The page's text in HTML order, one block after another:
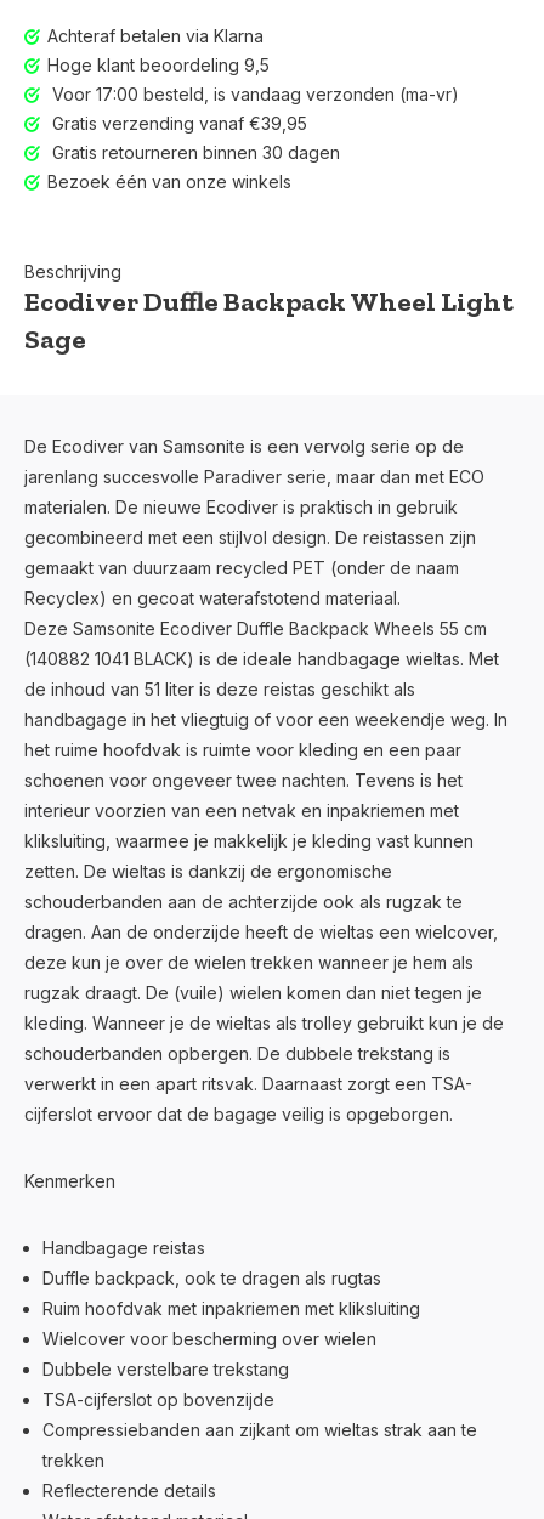
Achteraf betalen via Klarna
Hoge klant beoordeling 9,5
Voor 17:00 besteld, is vandaag verzonden (ma-vr)
Gratis verzending vanaf €39,95
Gratis retourneren binnen 30 dagen
Bezoek één van onze winkels
Beschrijving
Ecodiver Duffle Backpack Wheel Light
Sage
De Ecodiver van Samsonite is een vervolg serie op de
jarenlang succesvolle Paradiver serie, maar dan met ECO
materialen. De nieuwe Ecodiver is praktisch in gebruik
gecombineerd met een stijlvol design. De reistassen zijn
gemaakt van duurzaam recycled PET (onder de naam
Recyclex) en gecoat waterafstotend materiaal.
Deze Samsonite Ecodiver Duffle Backpack Wheels 55 cm
(140882 1041 BLACK) is de ideale handbagage wieltas. Met
de inhoud van 51 liter is deze reistas geschikt als
handbagage in het vliegtuig of voor een weekendje weg. In
het ruime hoofdvak is ruimte voor kleding en een paar
schoenen voor ongeveer twee nachten. Tevens is het
interieur voorzien van een netvak en inpakriemen met
kliksluiting, waarmee je makkelijk je kleding vast kunnen
zetten. De wieltas is dankzij de ergonomische
schouderbanden aan de achterzijde ook als rugzak te
dragen. Aan de onderzijde heeft de wieltas een wielcover,
deze kun je over de wielen trekken wanneer je hem als
rugzak draagt. De (vuile) wielen komen dan niet tegen je
kleding. Wanneer je de wieltas als trolley gebruikt kun je de
schouderbanden opbergen. De dubbele trekstang is
verwerkt in een apart ritsvak. Daarnaast zorgt een TSA-
cijferslot ervoor dat de bagage veilig is opgeborgen.
Kenmerken
Handbagage reistas
Duffle backpack, ook te dragen als rugtas
Ruim hoofdvak met inpakriemen met kliksluiting
Wielcover voor bescherming over wielen
Dubbele verstelbare trekstang
TSA-cijferslot op bovenzijde
Compressiebanden aan zijkant om wieltas strak aan te
trekken
Reflecterende details